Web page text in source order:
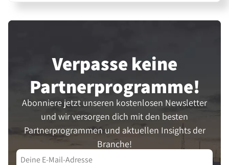
Verpasse keine
Partner­programme!
Abonniere jetzt unseren kostenlosen Newsletter
und wir versorgen dich mit den besten
Partnerprogrammen und aktuellen Insights der
Branche!